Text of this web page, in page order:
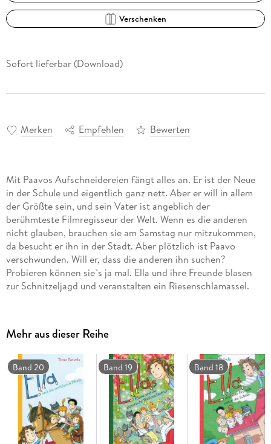
Verschenken
Sofort lieferbar (Download)
Merken Empfehlen Bewerten
Mit Paavos Aufschneidereien fängt alles an. Er ist der Neue
in der Schule und eigentlich ganz nett. Aber er will in allem
der Größte sein, und sein Vater ist angeblich der
berühmteste Filmregisseur der Welt. Wenn es die anderen
nicht glauben, brauchen sie am Samstag nur mitzukommen,
da besucht er ihn in der Stadt. Aber plötzlich ist Paavo
verschwunden. Will er, dass die anderen ihn suchen?
Probieren können sie`s ja mal. Ella und ihre Freunde blasen
zur Schnitzeljagd und veranstalten ein Riesenschlamassel.
Mehr aus dieser Reihe
Band 20 Band 19 Band 18